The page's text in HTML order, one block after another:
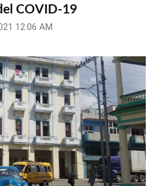
COVID-19
12:06 AM